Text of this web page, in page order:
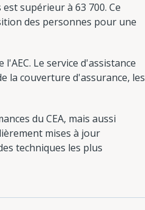
supérieur à 63 700. Ce
des personnes pour une
Le service d'assistance
la couverture d'assurance, les
du CEA, mais aussi
mises à jour
techniques les plus